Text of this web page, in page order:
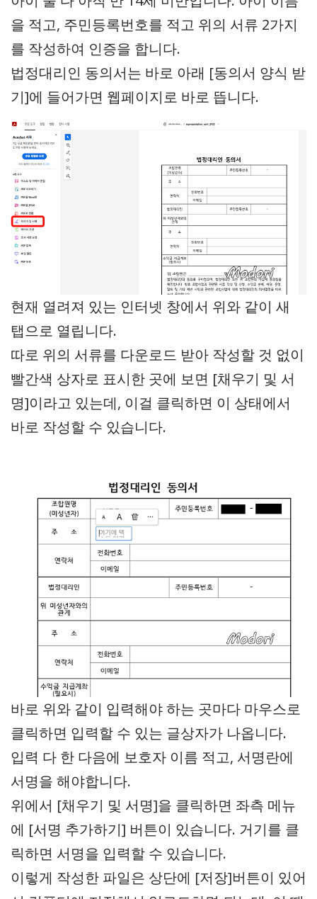
을 적고, 주민등록번호를 적고 위의 서류 2가지
를 작성하여 인증을 합니다.
법정대리인 동의서는 바로 아래 [동의서 양식 받
기]에 들어가면 웹페이지로 바로 뜹니다.
현재 열려져 있는 인터넷 창에서 위와 같이 새
탭으로 열립니다.
따로 위의 서류를 다운로드 받아 작성할 것 없이
빨간색 상자로 표시한 곳에 보면 [채우기 및 서
명]이라고 있는데, 이걸 클릭하면 이 상태에서
바로 작성할 수 있습니다.
바로 위와 같이 입력해야 하는 곳마다 마우스로
클릭하면 입력할 수 있는 글상자가 나옵니다.
입력 다 한 다음에 보호자 이름 적고, 서명란에
서명을 해야합니다.
위에서 [채우기 및 서명]을 클릭하면 좌측 메뉴
에 [서명 추가하기] 버튼이 있습니다. 거기를 클
릭하면 서명을 입력할 수 있습니다.
이렇게 작성한 파일은 상단에 [저장]버튼이 있어